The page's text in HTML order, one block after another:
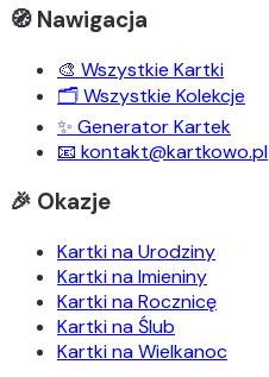
🧭 Nawigacja
🎨 Wszystkie Kartki
🗂️ Wszystkie Kolekcje
✨ Generator Kartek
📧 kontakt@kartkowo.pl
🎉 Okazje
Kartki na Urodziny
Kartki na Imieniny
Kartki na Rocznicę
Kartki na Ślub
Kartki na Wielkanoc